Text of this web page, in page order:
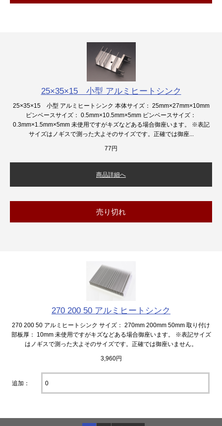
25×35×15 小型 アルミヒートシンク
25×35×15 小型 アルミヒートシンク 本体サイズ： 25mm×27mm×10mm
ピンベースサイズ： 0.5mm×10.5mm×5mm ピンベースサイズ：
0.3mm×1.5mm×5mm 未使用ですがキズなどある場合御座います。 ※表記
サイズはノギスで測った大よそのサイズです。正確では御座...
77円
商品詳細へ
売り切れ
270 200 50 アルミヒートシンク
270 200 50 アルミヒートシンク サイズ： 270mm 200mm 50mm 取り付け
部板厚： 10mm 未使用ですがキズなどある場合御座います。 ※表記サイズ
はノギスで測った大よそのサイズです。正確では御座いません。
3,960円
追加：